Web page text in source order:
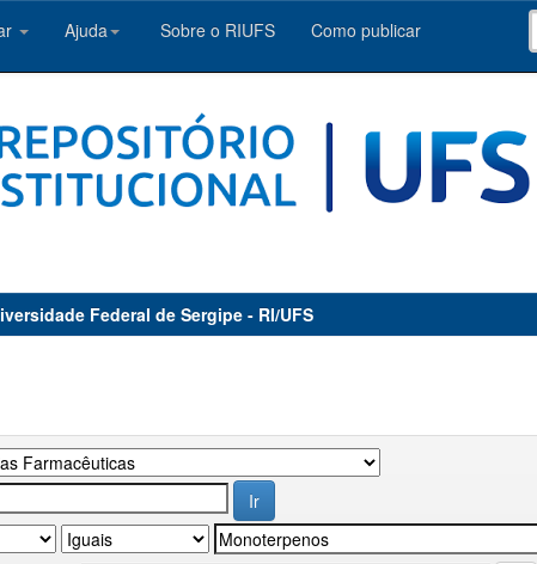
Ajuda Sobre o RIUFS Como publicar
Federal de Sergipe - RI/UFS